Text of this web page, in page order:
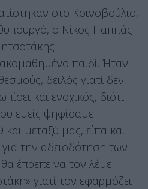
στο Κοινοβούλιο,
ο Νίκος Παππάς
παιδί. Ήταν
δειλός γιατί δεν
και ενοχικός, διότι
εμείς ψηφίσαμε
μεταξύ μας, είπα και
την αδειοδότηση των
έπρεπε να τον λέμε
γιατί τον εφαρμόζει